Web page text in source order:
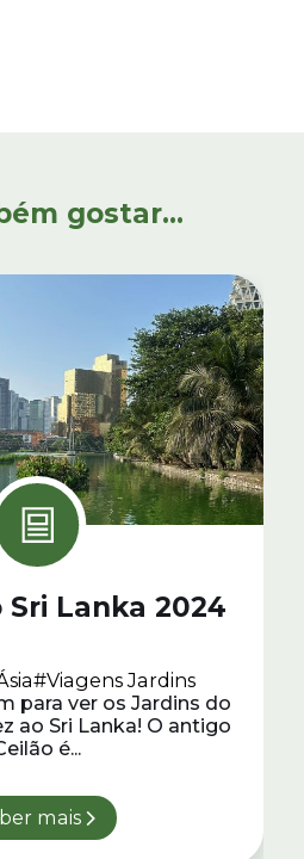
gostar...
Sri Lanka 2024
#Viagens Jardins
para ver os Jardins do
ao Sri Lanka! O antigo
é...
mais